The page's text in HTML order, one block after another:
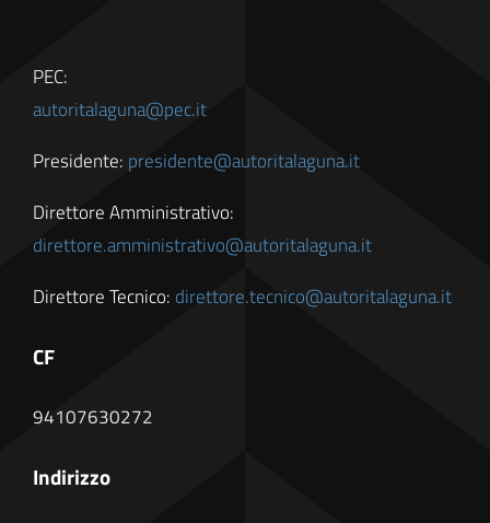
PEC:
autoritalaguna@pec.it
Presidente: presidente@autoritalaguna.it
Direttore Amministrativo:
direttore.amministrativo@autoritalaguna.it
Direttore Tecnico: direttore.tecnico@autoritalaguna.it
CF
94107630272
Indirizzo